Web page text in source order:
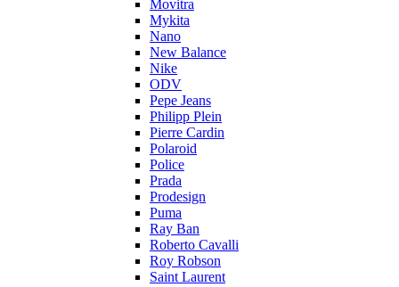
Movitra
Mykita
Nano
New Balance
Nike
ODV
Pepe Jeans
Philipp Plein
Pierre Cardin
Polaroid
Police
Prada
Prodesign
Puma
Ray Ban
Roberto Cavalli
Roy Robson
Saint Laurent